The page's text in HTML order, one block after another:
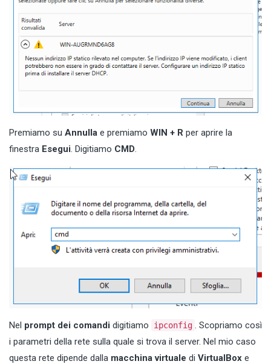
Premiamo su Annulla e premiamo WIN + R per aprire la
finestra Esegui. Digitiamo CMD.
Nel prompt dei comandi digitiamo ipconfig . Scopriamo così
i parametri della rete sulla quale si trova il server. Nel mio caso
questa rete dipende dalla macchina virtuale di VirtualBox e